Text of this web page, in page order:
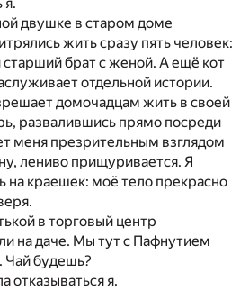
я.
двушке в старом доме
жить сразу пять человек:
старший брат с женой. А ещё кот
отдельной истории.
домочадцам жить в своей
развалившись прямо посреди
меня презрительным взглядом
лениво прищуривается. Я
на краешек: моё тело прекрасно
в торговый центр
на даче. Мы тут с Пафнутием
Чай будешь?
отказываться я.